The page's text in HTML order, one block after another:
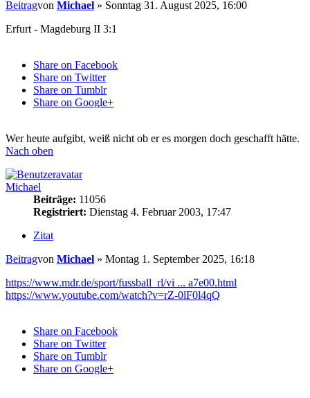
Beitragvon Michael » Sonntag 31. August 2025, 16:00
Erfurt - Magdeburg II 3:1
Share on Facebook
Share on Twitter
Share on Tumblr
Share on Google+
Wer heute aufgibt, weiß nicht ob er es morgen doch geschafft hätte.
Nach oben
Michael
Beiträge: 11056
Registriert: Dienstag 4. Februar 2003, 17:47
Zitat
Beitragvon Michael » Montag 1. September 2025, 16:18
https://www.mdr.de/sport/fussball_rl/vi ... a7e00.html
https://www.youtube.com/watch?v=rZ-0lF0l4qQ
Share on Facebook
Share on Twitter
Share on Tumblr
Share on Google+